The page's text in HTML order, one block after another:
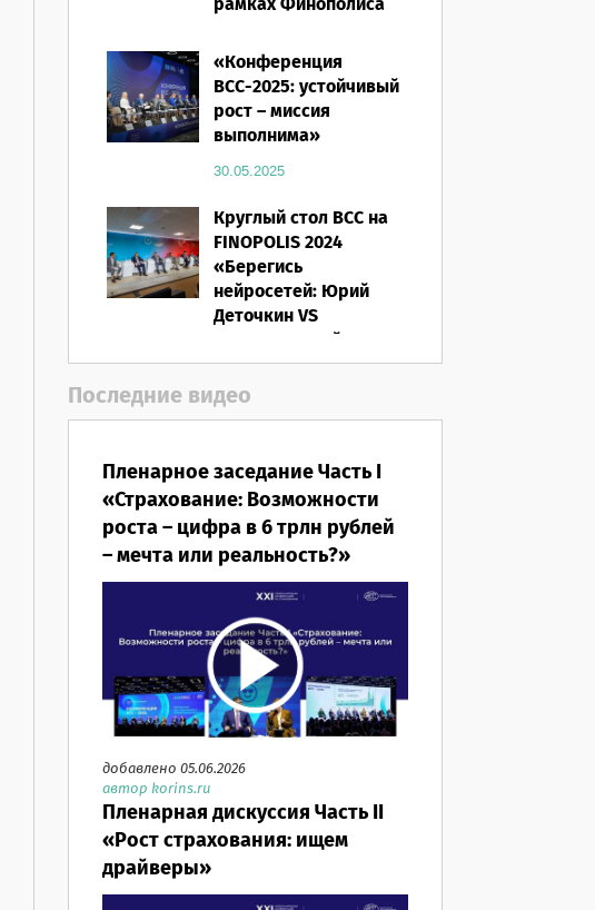
16.03.2026
«Конференция
ВСС-2025: устойчивый
рост – миссия
выполнима»
30.05.2025
Круглый стол ВСС на
FINOPOLIS 2024
«Берегись
нейросетей: Юрий
Деточкин VS
искусственный
интеллект»
12.11.2024
Последние видео
Пленарное заседание Часть I
«Страхование: Возможности
роста – цифра в 6 трлн рублей
– мечта или реальность?»
добавлено 05.06.2026
автор korins.ru
Пленарная дискуссия Часть II
«Рост страхования: ищем
драйверы»